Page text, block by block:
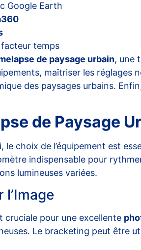
Google Earth
facteur temps
de paysage urbain, une
maîtriser les
des paysages urbains.
de Paysage
le choix de l’équipement est
indispensable pour
lumineuses variées.
cruciale pour une excellente
Le bracketing peut être